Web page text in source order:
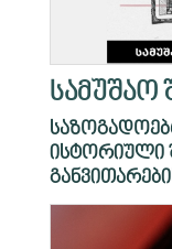
სამუშაო
ისტორიული